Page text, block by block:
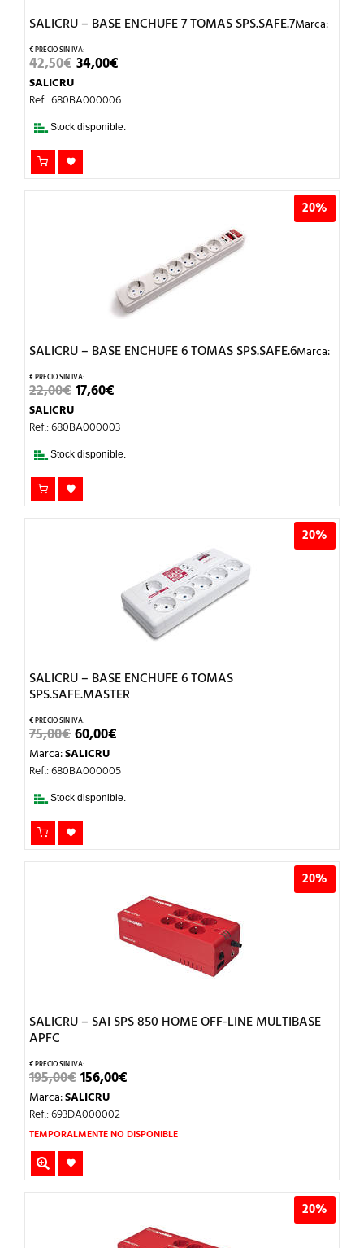
SALICRU – BASE ENCHUFE 7 TOMAS SPS.SAFE.7
42,50€EL
PRECIO
ERA:
34,00€
ES:
Marca:
SALICRU
Ref.: 680BA000006
Stock disponible.
20%
SALICRU – BASE ENCHUFE 6 TOMAS SPS.SAFE.6
22,00€EL
PRECIO
ERA:
17,60€
ES:
Marca:
SALICRU
Ref.: 680BA000003
Stock disponible.
20%
SALICRU – BASE ENCHUFE 6 TOMAS
SPS.SAFE.MASTER
75,00€EL
PRECIO
ORIGINAL
ERA:
60,00€
ES:
Marca:SALICRU
Ref.: 680BA000005
Stock disponible.
20%
SALICRU – SAI SPS 850 HOME OFF-LINE MULTIBASE
APFC
195,00€EL
PRECIO
ORIGINAL
ERA:
195,00€.
156,00€
156,00€.
Marca:SALICRU
Ref.: 693DA000002
TEMPORALMENTE NO DISPONIBLE
20%